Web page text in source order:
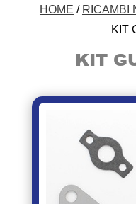
HOME / RICAMBI
KIT
KIT